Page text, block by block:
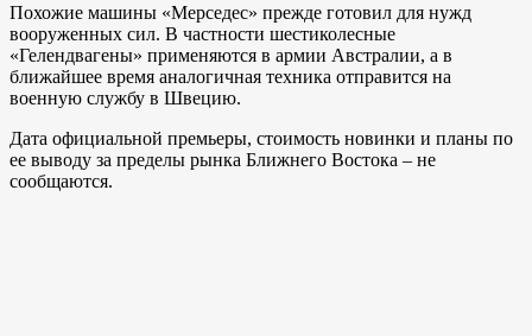
Похожие машины «Мерседес» прежде готовил для нужд
вооруженных сил. В частности шестиколесные
«Гелендвагены» применяются в армии Австралии, а в
ближайшее время аналогичная техника отправится на
военную службу в Швецию.
Дата официальной премьеры, стоимость новинки и планы по
ее выводу за пределы рынка Ближнего Востока – не
сообщаются.